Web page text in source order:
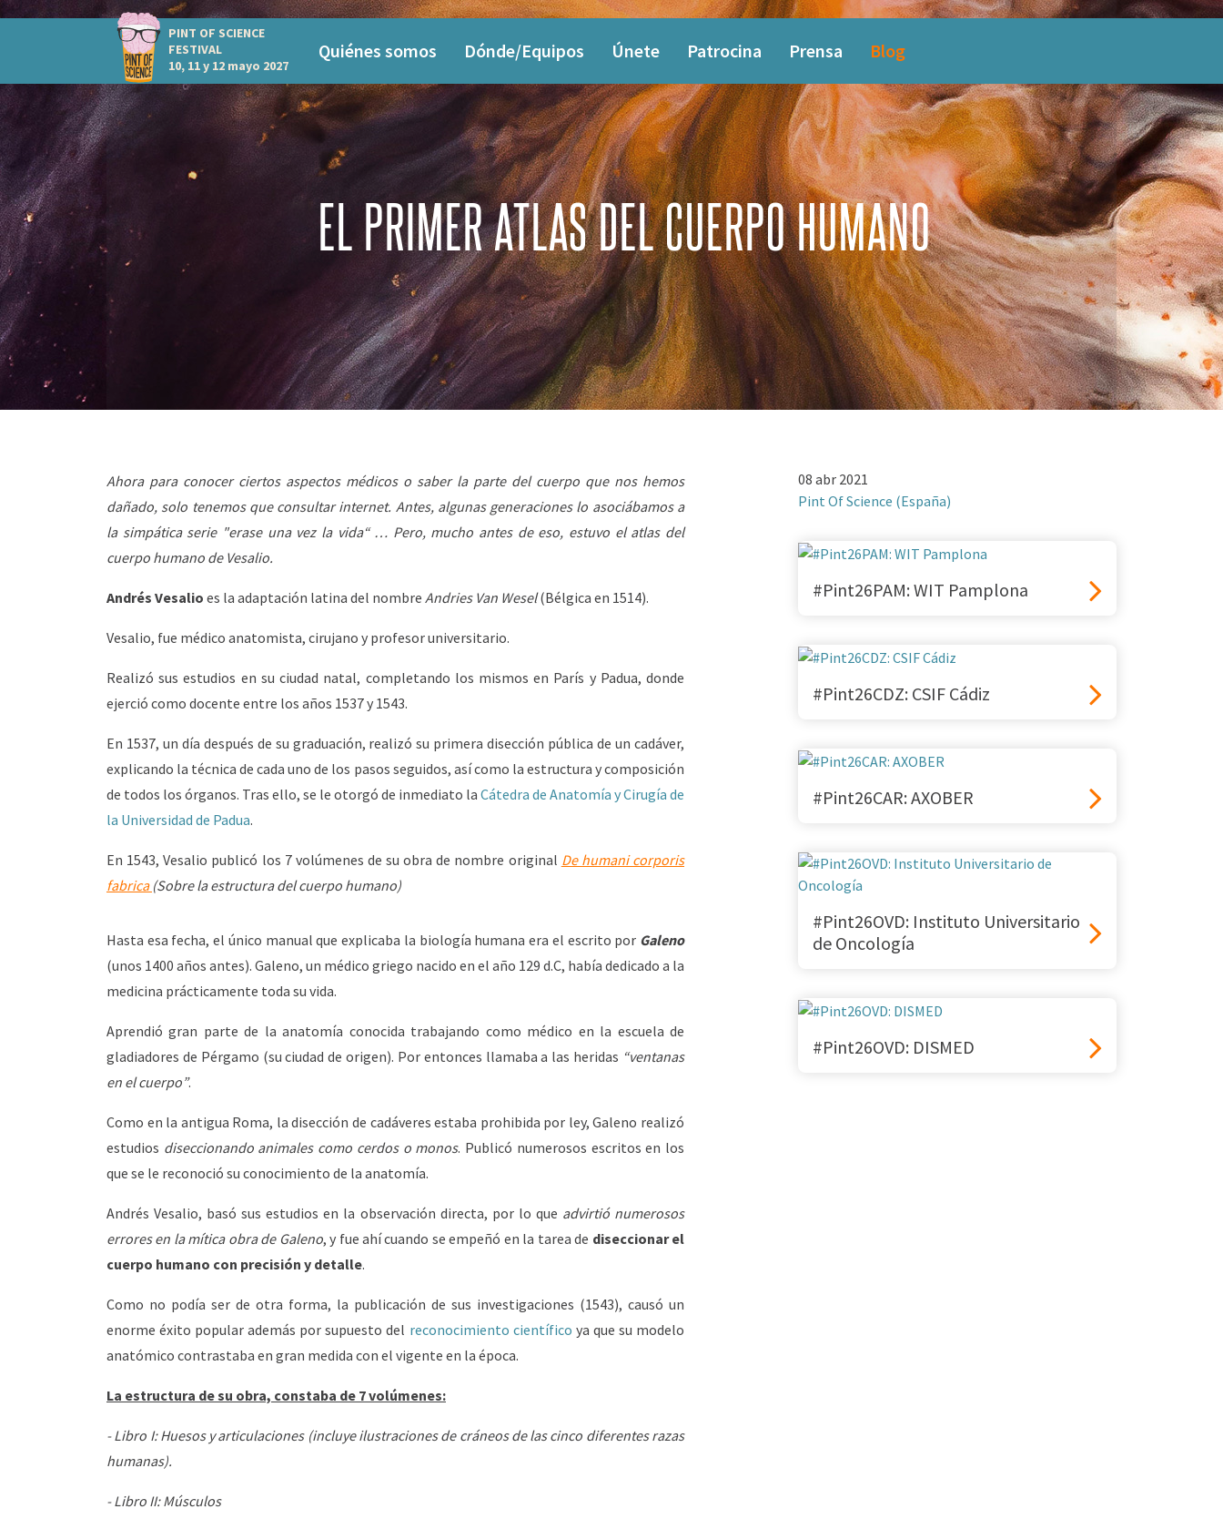
PINT OF SCIENCE
FESTIVAL
10, 11 y 12 mayo 2027
Quiénes somos Dónde/Equipos Únete Patrocina Prensa Blog
EL PRIMER ATLAS DEL CUERPO HUMANO
Ahora para conocer ciertos aspectos médicos o saber la parte del cuerpo que nos hemos
dañado, solo tenemos que consultar internet. Antes, algunas generaciones lo asociábamos a
la simpática serie "erase una vez la vida“ … Pero, mucho antes de eso, estuvo el atlas del
cuerpo humano de Vesalio.
Andrés Vesalio es la adaptación latina del nombre Andries Van Wesel(Bélgica en 1514).
Vesalio, fue médico anatomista, cirujano y profesor universitario.
Realizó sus estudios en su ciudad natal, completando los mismos en París y Padua, donde
ejerció como docente entre los años 1537 y 1543.
En 1537, un día después de su graduación, realizó su primera disección pública de un cadáver,
explicando la técnica de cada uno de los pasos seguidos, así como la estructura y composición
de todos los órganos. Tras ello, se le otorgó de inmediato la Cátedra de Anatomía y Cirugía de
la Universidad de Padua.
En 1543, Vesalio publicó los 7 volúmenes de su obra de nombre original De humani corporis
fabrica (Sobre la estructura del cuerpo humano)
Hasta esa fecha, el único manual que explicaba la biología humana era el escrito por Galeno
(unos 1400 años antes). Galeno, un médico griego nacido en el año 129 d.C, había dedicado a la
medicina prácticamente toda su vida.
Aprendió gran parte de la anatomía conocida trabajando como médico en la escuela de
gladiadores de Pérgamo (su ciudad de origen). Por entonces llamaba a las heridas “ventanas
en el cuerpo”.
Como en la antigua Roma, la disección de cadáveres estaba prohibida por ley, Galeno realizó
estudios diseccionando animales como cerdos o monos. Publicó numerosos escritos en los
que se le reconoció su conocimiento de la anatomía.
Andrés Vesalio, basó sus estudios en la observación directa, por lo que advirtió numerosos
errores en la mítica obra de Galeno, y fue ahí cuando se empeñó en la tarea de diseccionar el
cuerpo humano con precisión y detalle.
Como no podía ser de otra forma, la publicación de sus investigaciones (1543), causó un
enorme éxito popular además por supuesto del reconocimiento científico ya que su modelo
anatómico contrastaba en gran medida con el vigente en la época.
La estructura de su obra, constaba de 7 volúmenes:
- Libro I: Huesos y articulaciones (incluye ilustraciones de cráneos de las cinco diferentes razas
humanas).
- Libro II: Músculos
08 abr 2021
Pint Of Science (España)
#Pint26PAM: WIT Pamplona
#Pint26CDZ: CSIF Cádiz
#Pint26CAR: AXOBER
#Pint26OVD: Instituto Universitario
de Oncología
#Pint26OVD: DISMED